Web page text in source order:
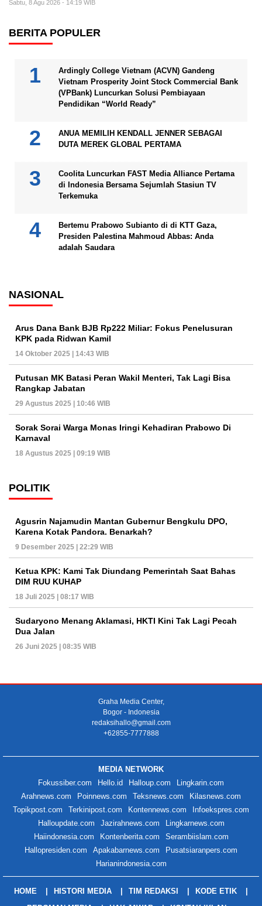
Sabtu, 8 Agu 2026 - 14:19 WIB
BERITA POPULER
Ardingly College Vietnam (ACVN) Gandeng
Vietnam Prosperity Joint Stock Commercial Bank
(VPBank) Luncurkan Solusi Pembiayaan
Pendidikan “World Ready”
ANUA MEMILIH KENDALL JENNER SEBAGAI
DUTA MEREK GLOBAL PERTAMA
Coolita Luncurkan FAST Media Alliance Pertama
di Indonesia Bersama Sejumlah Stasiun TV
Terkemuka
Bertemu Prabowo Subianto di di KTT Gaza,
Presiden Palestina Mahmoud Abbas: Anda
adalah Saudara
NASIONAL
Arus Dana Bank BJB Rp222 Miliar: Fokus Penelusuran
KPK pada Ridwan Kamil
14 Oktober 2025 | 14:43 WIB
Putusan MK Batasi Peran Wakil Menteri, Tak Lagi Bisa
Rangkap Jabatan
29 Agustus 2025 | 10:46 WIB
Sorak Sorai Warga Monas Iringi Kehadiran Prabowo Di
Karnaval
18 Agustus 2025 | 09:19 WIB
POLITIK
Agusrin Najamudin Mantan Gubernur Bengkulu DPO,
Karena Kotak Pandora. Benarkah?
9 Desember 2025 | 22:29 WIB
Ketua KPK: Kami Tak Diundang Pemerintah Saat Bahas
DIM RUU KUHAP
18 Juli 2025 | 08:17 WIB
Sudaryono Menang Aklamasi, HKTI Kini Tak Lagi Pecah
Dua Jalan
26 Juni 2025 | 08:35 WIB
Graha Media Center,
Bogor - Indonesia
redaksihallo@gmail.com
+62855-7777888
MEDIA NETWORK
Fokussiber.com
Hello.id Halloup.com
Lingkarin.com
Arahnews.com
Poinnews.com Teksnews.com
Kilasnews.com
Topikpost.com
Terkinipost.com Kontennews.com
Infoekspres.com
Halloupdate.com
Jazirahnews.com
Lingkarnews.com
Haiindonesia.com
Kontenberita.com
Serambiislam.com
Hallopresiden.com
Apakabarnews.com
Pusatsiaranpers.com
Harianindonesia.com
HOME HISTORI MEDIA TIM REDAKSI
KODE ETIK